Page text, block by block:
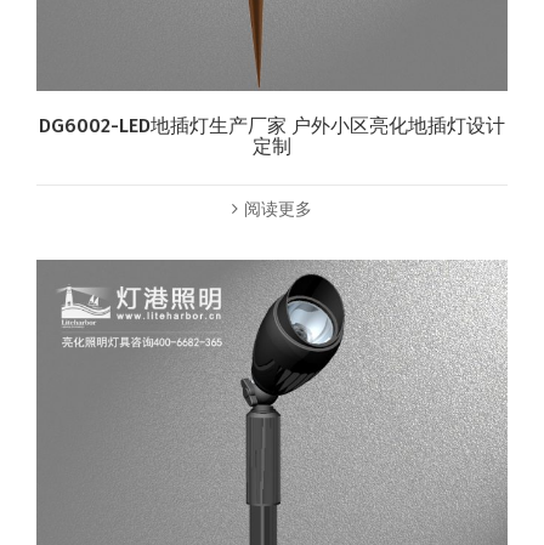
DG6002-LED地插灯生产厂家 户外小区亮化地插灯设计
定制
阅读更多